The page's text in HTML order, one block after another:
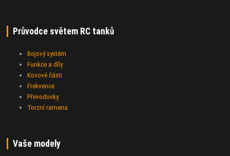
Průvodce světem RC tanků
Bojový systém
Funkce a díly
Kovové části
Frekvence
Převodovky
Torzní ramena
Vaše modely